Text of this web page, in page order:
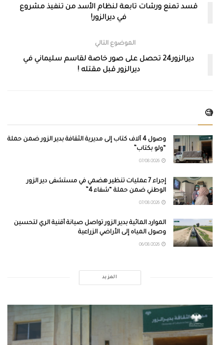
قسد تمنع ورشات تابعة لنظام الأسد من تنفيذ مشروع
في ديرالزور!
الموضوع التالي
ديرالزور24 تحصل على صور خاصة لقاسم سليماني في
ديرالزور قبل مقتله !
🧐
وصول 4 آلاف كتاب إلى مديرية الثقافة بدير الزور ضمن حملة
“ولو بكتاب”
إجراء 7 عمليات تنظير هضمي في مستشفى دير الزور
الوطني ضمن حملة “شفاء 4”
الموارد المائية بدير الزور تواصل صيانة أقنية الري لتحسين
وصول المياه إلى الأراضي الزراعية
المزيد